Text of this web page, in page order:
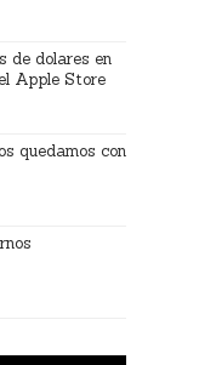
de dolares en
Apple Store
quedamos con